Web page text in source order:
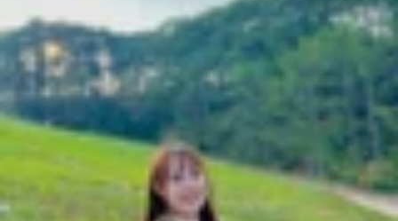
Tin MớiĐánh Giá - Trên TaySo Sánh Tư vấn Khuyến
mãi
Thủ thuậtHỏi đápApp - Game Thông báoKhách
hàng - Sự kiện
RedMagic 10 Air tiết lộ thiết kế
mỏng nhẹ, dự kiến ra mắt vào tháng
Thùy Nguyễn